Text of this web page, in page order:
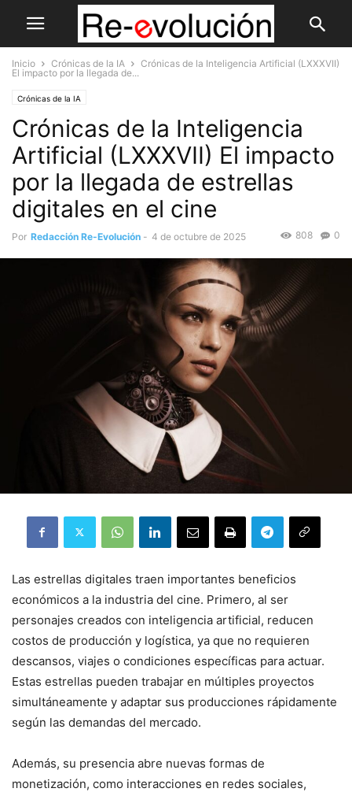
Inicio Crónicas de la IA
Crónicas de la Inteligencia Artificial (LXXXVII)
El impacto por la llegada de...
Crónicas de la IA
Crónicas de la Inteligencia
Artificial (LXXXVII) El impacto
por la llegada de estrellas
digitales en el cine
Por Redacción Re-Evolución - 4 de octubre de 2025 0
808
Las estrellas digitales traen importantes beneficios
económicos a la industria del cine. Primero, al ser
personajes creados con inteligencia artificial, reducen
costos de producción y logística, ya que no requieren
descansos, viajes o condiciones específicas para actuar.
Estas estrellas pueden trabajar en múltiples proyectos
simultáneamente y adaptar sus producciones rápidamente
según las demandas del mercado.
Además, su presencia abre nuevas formas de
monetización, como interacciones en redes sociales,